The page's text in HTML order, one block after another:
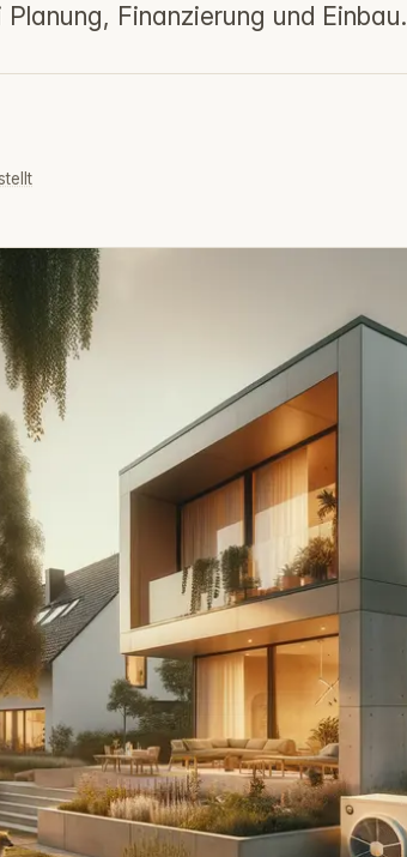
Finanzierung und Einbau.